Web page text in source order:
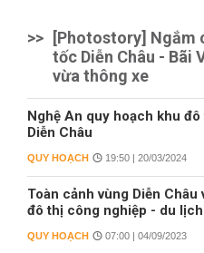
>>
[Photostory] Ngắm
tốc Diễn Châu - Bãi
vừa thông xe
Nghệ An quy hoạch khu
Diễn Châu
QUY HOẠCH 19:50 | 20/03/2024
Toàn cảnh vùng Diễn
đô thị công nghiệp - du
QUY HOẠCH 07:00 | 04/09/2023